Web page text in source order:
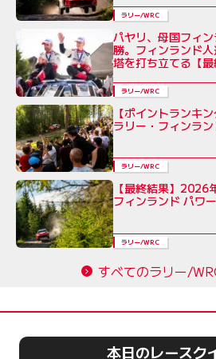
ラリー/WRC
パヤリ、母国フィ
勝。フィンランド
塔を打ち立てる【最
ラリー/WRC
【ポイントランキ
ラリー・フィンラ
ラリー/WRC
【最終結果】2026
フィンランド パワ
ラリー/WRC
すべてのラリー/
本日のレースク